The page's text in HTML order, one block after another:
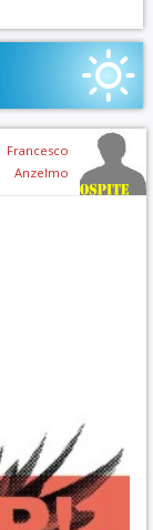
Francesco
Anzelmo